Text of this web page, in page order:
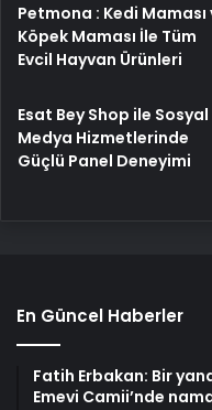
Petmona : Kedi Maması
Köpek Maması İle Tüm
Evcil Hayvan Ürünleri
Esat Bey Shop ile Sosyal
Medya Hizmetlerinde
Güçlü Panel Deneyimi
En Güncel Haberler
Fatih Erbakan: Bir
Emevi Camii’nde